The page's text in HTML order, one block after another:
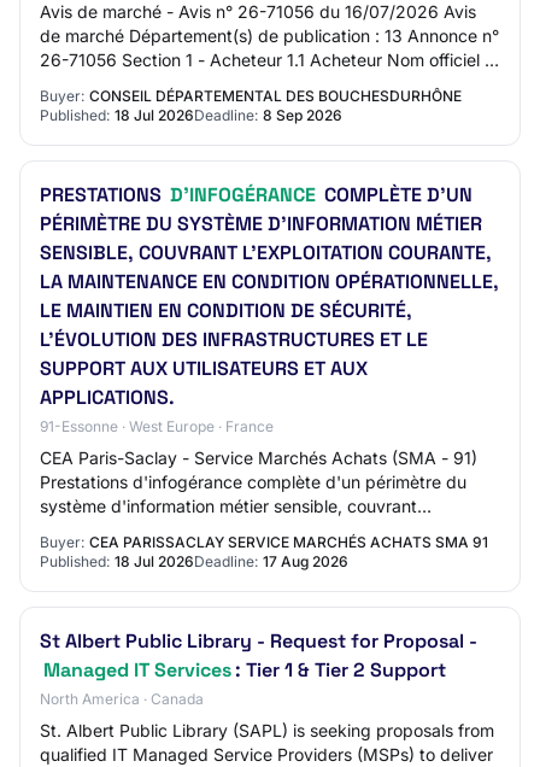
Avis de marché - Avis n° 26-71056 du 16/07/2026 Avis
de marché Département(s) de publication : 13 Annonce n°
26-71056 Section 1 - Acheteur 1.1 Acheteur Nom officiel :
Conseil départemental des Bouche…
Buyer: CONSEIL DÉPARTEMENTAL DES BOUCHESDURHÔNE
Published: 18 Jul 2026Deadline: 8 Sep 2026
PRESTATIONS D'INFOGÉRANCE COMPLÈTE D'UN
PÉRIMÈTRE DU SYSTÈME D'INFORMATION MÉTIER
SENSIBLE, COUVRANT L'EXPLOITATION COURANTE,
LA MAINTENANCE EN CONDITION OPÉRATIONNELLE,
LE MAINTIEN EN CONDITION DE SÉCURITÉ,
L'ÉVOLUTION DES INFRASTRUCTURES ET LE
SUPPORT AUX UTILISATEURS ET AUX
APPLICATIONS.
91-Essonne · West Europe · France
CEA Paris-Saclay - Service Marchés Achats (SMA - 91)
Prestations d'infogérance complète d'un périmètre du
système d'information métier sensible, couvrant
l'exploitation courante, la maintenance en co…
Buyer: CEA PARISSACLAY SERVICE MARCHÉS ACHATS SMA 91
Published: 18 Jul 2026Deadline: 17 Aug 2026
St Albert Public Library - Request for Proposal -
Managed IT Services: Tier 1 & Tier 2 Support
North America · Canada
St. Albert Public Library (SAPL) is seeking proposals from
qualified IT Managed Service Providers (MSPs) to deliver